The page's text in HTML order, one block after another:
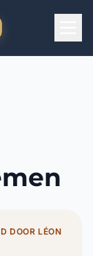
DOOR LÉON